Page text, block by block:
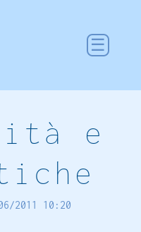
e
2011 10:20